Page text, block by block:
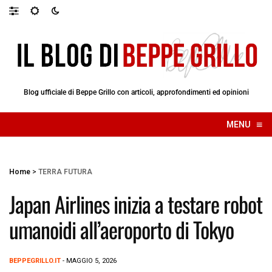
Blog ufficiale di Beppe Grillo con articoli, approfondimenti ed opinioni
MENU ≡
☰
Home > TERRA FUTURA
Japan Airlines inizia a testare robot
umanoidi all’aeroporto di Tokyo
BEPPEGRILLO.IT - MAGGIO 5, 2026